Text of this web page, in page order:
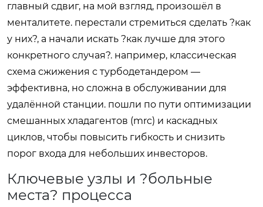
главный сдвиг, на мой взгляд, произошёл в
менталитете. перестали стремиться сделать ?как
у них?, а начали искать ?как лучше для этого
конкретного случая?. например, классическая
схема сжижения с турбодетандером —
эффективна, но сложна в обслуживании для
удалённой станции. пошли по пути оптимизации
смешанных хладагентов (mrc) и каскадных
циклов, чтобы повысить гибкость и снизить
порог входа для небольших инвесторов.
Ключевые узлы и ?больные
места? процесса